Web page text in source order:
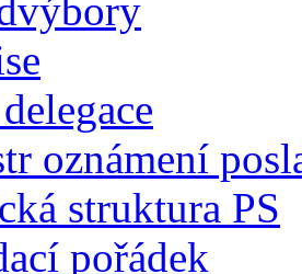
oznámení
struktura PS
pořádek